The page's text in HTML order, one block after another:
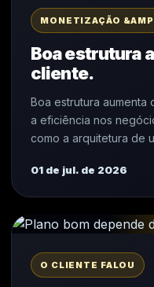
MONETIZAÇÃO
Boa estrutura
cliente.
Boa estrutura aumenta
a eficiência nos
como a arquitetura de
01 de jul. de 2026
O CLIENTE FALOU